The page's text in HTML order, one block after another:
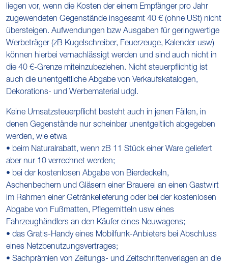
liegen vor, wenn die Kosten der einem Empfänger pro Jahr
zugewendeten Gegenstände insgesamt 40 € (ohne USt) nicht
übersteigen. Aufwendungen bzw Ausgaben für geringwertige
Werbeträger (zB Kugelschreiber, Feuerzeuge, Kalender usw)
können hierbei vernachlässigt werden und sind auch nicht in
die 40 €-Grenze miteinzubeziehen. Nicht steuerpflichtig ist
auch die unentgeltliche Abgabe von Verkaufskatalogen,
Dekorations- und Werbematerial udgl.
Keine Umsatzsteuerpflicht besteht auch in jenen Fällen, in
denen Gegenstände nur scheinbar unentgeltlich abgegeben
werden, wie etwa
• beim Naturalrabatt, wenn zB 11 Stück einer Ware geliefert
aber nur 10 verrechnet werden;
• bei der kostenlosen Abgabe von Bierdeckeln,
Aschenbechern und Gläsern einer Brauerei an einen Gastwirt
im Rahmen einer Getränkelieferung oder bei der kostenlosen
Abgabe von Fußmatten, Pflegemitteln usw eines
Fahrzeughändlers an den Käufer eines Neuwagens;
• das Gratis-Handy eines Mobilfunk-Anbieters bei Abschluss
eines Netzbenutzungsvertrages;
• Sachprämien von Zeitungs- und Zeitschriftenverlagen an die